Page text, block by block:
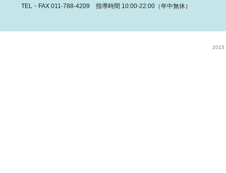
TEL・FAX 011-788-4209 指導時間 10:00-22:00（年中無休）
2015